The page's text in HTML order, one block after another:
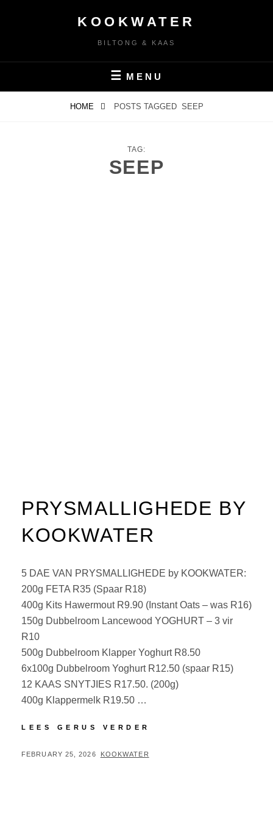
KOOKWATER
BILTONG & KAAS
MENU
HOME POSTS TAGGED SEEP
TAG:
SEEP
PRYSMALLIGHEDE BY
KOOKWATER
5 DAE VAN PRYSMALLIGHEDE by KOOKWATER:
200g FETA R35 (Spaar R18)
400g Kits Hawermout R9.90 (Instant Oats – was R16)
150g Dubbelroom Lancewood YOGHURT – 3 vir
R10
500g Dubbelroom Klapper Yoghurt R8.50
6x100g Dubbelroom Yoghurt R12.50 (spaar R15)
12 KAAS SNYTJIES R17.50. (200g)
400g Klappermelk R19.50 …
LEES GERUS VERDER
FEBRUARY 25, 2026 KOOKWATER